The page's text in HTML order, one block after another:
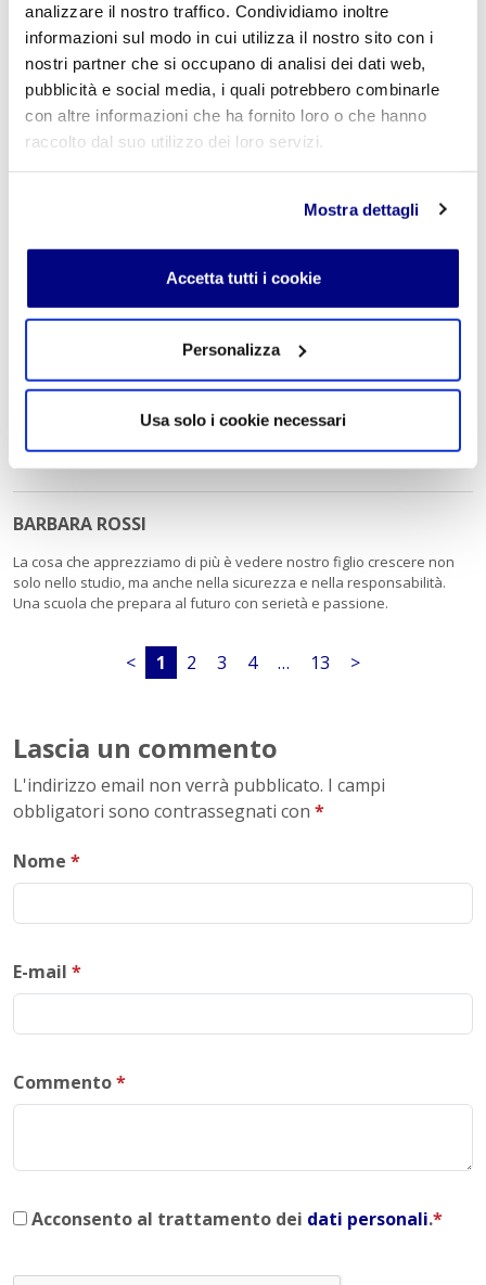
analizzare il nostro traffico. Condividiamo inoltre
informazioni sul modo in cui utilizza il nostro sito con i
nostri partner che si occupano di analisi dei dati web,
pubblicità e social media, i quali potrebbero combinarle
con altre informazioni che ha fornito loro o che hanno
raccolto dal suo utilizzo dei loro servizi.
Mostra dettagli
Accetta tutti i cookie
Personalizza
Usa solo i cookie necessari
LAURA IANDOLO
La nostra esperienza è positiva . Ormai siamo in quarta e nostro figlio
studia molto , ma, pur avendo avuto difficoltà personali , ha avuto il
supporto necessario. In particolare noi genitori che ci siamo rivolti al
Preside Pulvirenti, abbiamo ricevuto conforto e comprensione.
Crediamo che questo significhi ‘ essere e fare’ la scuola .
Sono felice di aver scelto questa scuola. Ho trovato persone
preparate, un clima positivo e tante attività che hanno reso gli anni di
convivere. Gli studenti vengono seguiti e stimolati a dare il meglio,
sentendosi parte di un percorso importante
BARBARA ROSSI
La cosa che apprezziamo di più è vedere nostro figlio crescere non
solo nello studio, ma anche nella sicurezza e nella responsabilità.
Una scuola che prepara al futuro con serietà e passione.
< 1 2 3 4 … 13 >
Lascia un commento
L'indirizzo email non verrà pubblicato. I campi
obbligatori sono contrassegnati con *
Nome *
E-mail *
Commento*
Acconsento al trattamento dei dati personali.*